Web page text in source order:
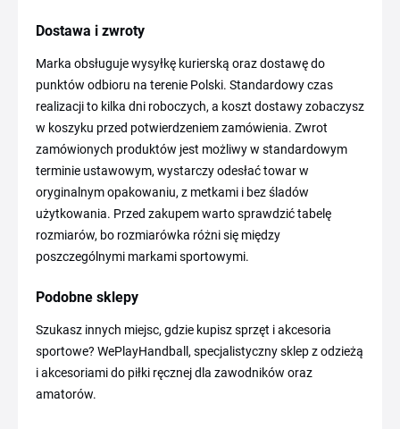
Dostawa i zwroty
Marka obsługuje wysyłkę kurierską oraz dostawę do
punktów odbioru na terenie Polski. Standardowy czas
realizacji to kilka dni roboczych, a koszt dostawy zobaczysz
w koszyku przed potwierdzeniem zamówienia. Zwrot
zamówionych produktów jest możliwy w standardowym
terminie ustawowym, wystarczy odesłać towar w
oryginalnym opakowaniu, z metkami i bez śladów
użytkowania. Przed zakupem warto sprawdzić tabelę
rozmiarów, bo rozmiarówka różni się między
poszczególnymi markami sportowymi.
Podobne sklepy
Szukasz innych miejsc, gdzie kupisz sprzęt i akcesoria
sportowe? WePlayHandball, specjalistyczny sklep z odzieżą
i akcesoriami do piłki ręcznej dla zawodników oraz
amatorów.